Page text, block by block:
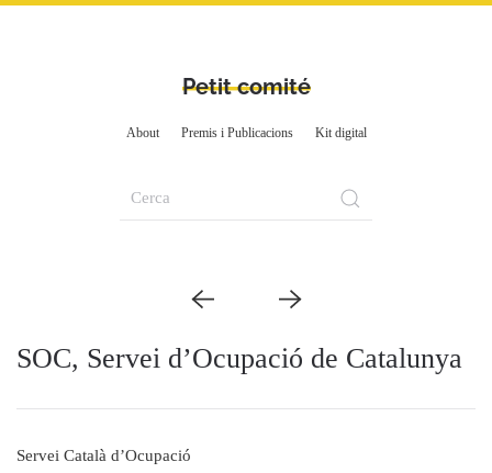
Petit comité
About Premis i Publicacions Kit digital
SOC, Servei d’Ocupació de Catalunya
Servei Català d’Ocupació